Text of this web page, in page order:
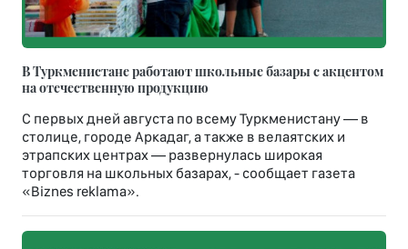
В Туркменистане работают школьные базары с акцентом
на отечественную продукцию
С первых дней августа по всему Туркменистану — в
столице, городе Аркадаг, а также в велаятских и
этрапских центрах — развернулась широкая
торговля на школьных базарах, - сообщает газета
«Biznes reklama».